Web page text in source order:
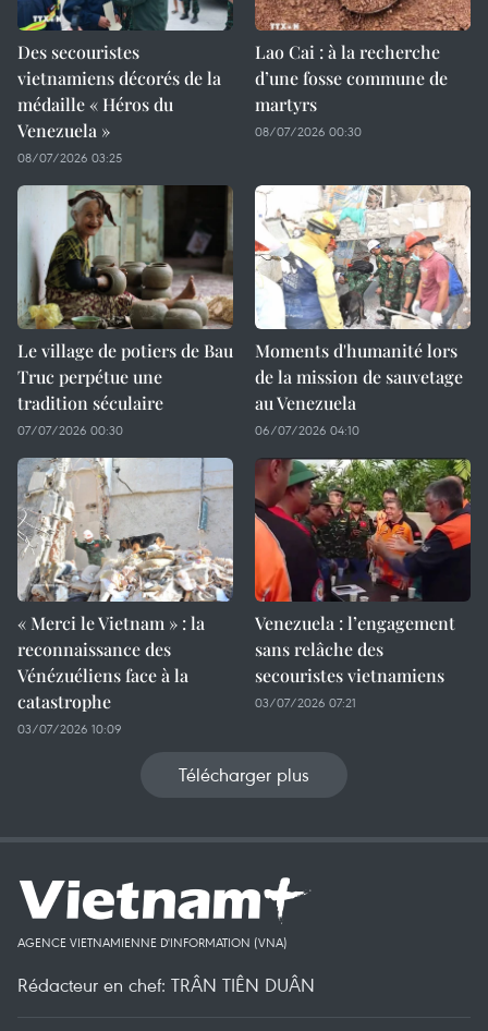
Des secouristes
vietnamiens décorés de la
médaille « Héros du
Venezuela »
08/07/2026 03:25
Lao Cai : à la recherche
d’une fosse commune de
martyrs
08/07/2026 00:30
Le village de potiers de Bau
Truc perpétue une
tradition séculaire
07/07/2026 00:30
Moments d'humanité lors
de la mission de sauvetage
au Venezuela
06/07/2026 04:10
« Merci le Vietnam » : la
reconnaissance des
Vénézuéliens face à la
catastrophe
03/07/2026 10:09
Venezuela : l’engagement
sans relâche des
secouristes vietnamiens
03/07/2026 07:21
Télécharger plus
AGENCE VIETNAMIENNE D'INFORMATION (VNA)
Rédacteur en chef: TRÂN TIÊN DUÂN